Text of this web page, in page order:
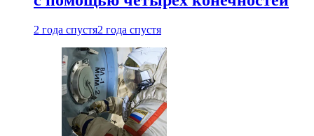
2 года спустя2 года спустя